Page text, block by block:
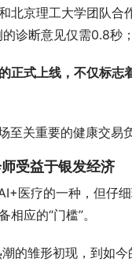
北京理工大学团队合
诊断意见仅需0.8秒
正式上线，不仅标
至关重要的健康交易
受益于银发经济
医疗的一种，但仔
应的“门槛”。
的雏形初现，到如